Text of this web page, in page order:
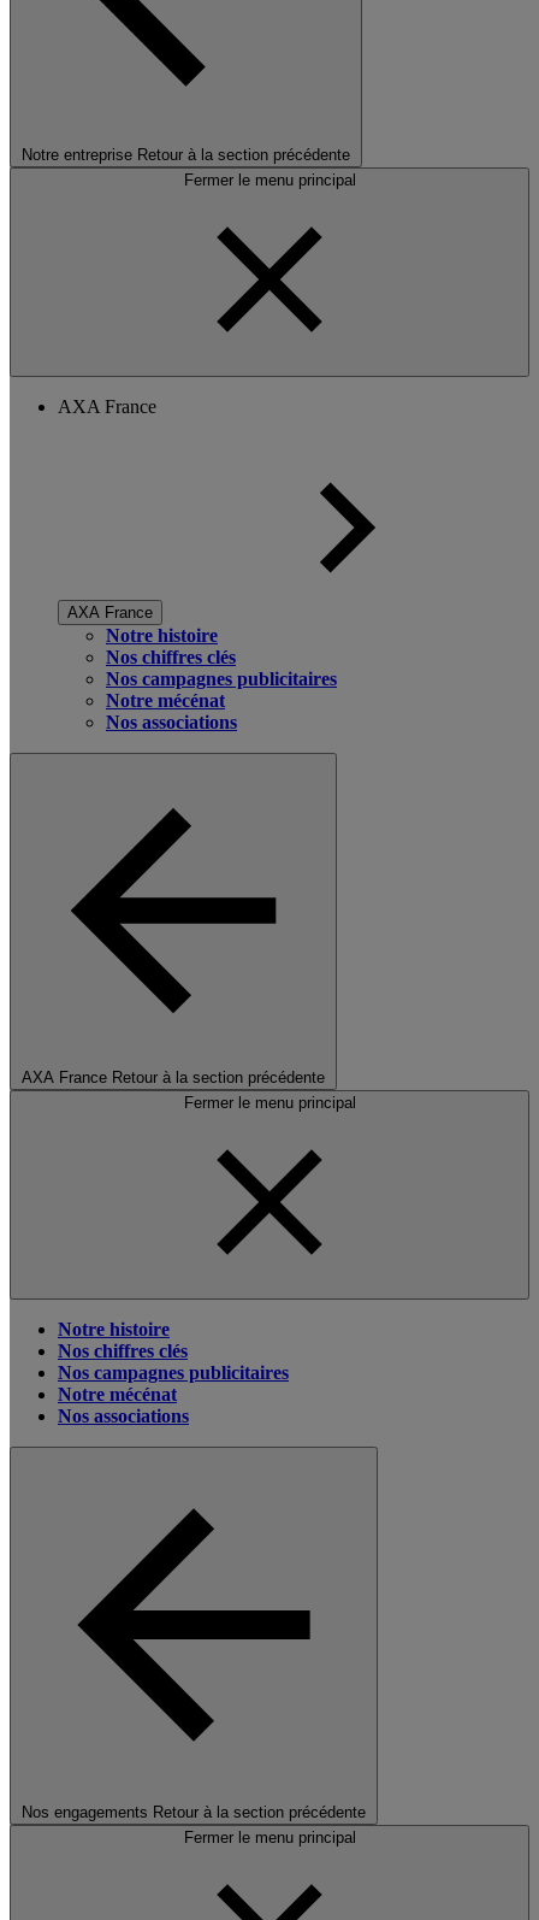
Notre entreprise Retour à la section précédente
Fermer le menu principal
AXA France
AXA France
Notre histoire
Nos chiffres clés
Nos campagnes publicitaires
Notre mécénat
Nos associations
AXA France Retour à la section précédente
Fermer le menu principal
Notre histoire
Nos chiffres clés
Nos campagnes publicitaires
Notre mécénat
Nos associations
Nos engagements Retour à la section précédente
Fermer le menu principal